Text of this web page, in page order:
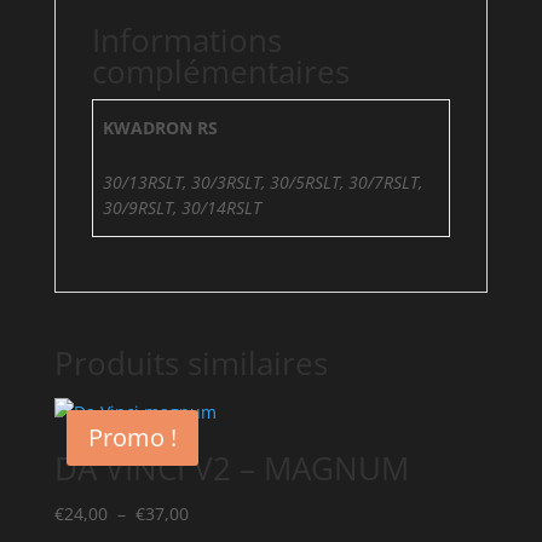
KWADRON RS
30/13RSLT, 30/3RSLT, 30/5RSLT, 30/7RSLT,
30/9RSLT, 30/14RSLT
Promo !
DA VINCI V2 – MAGNUM
€24,00 – €37,00Plage